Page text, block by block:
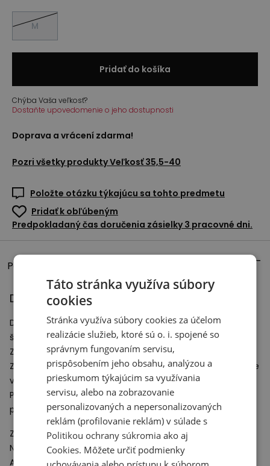
M
Pridať do košíka
Chýba Vaša veľkosť?
Dostaňte upovedomenie o jeho dostupnosti
Doprava a vrácení zdarma!
Pozri všetky produktyVeľkosť 35,5-40
Položte otázku týkajúcu sa tohto predmetu
Pridať k obľúbeným
Predpokladaný čas doručenia zásielky 3 pracovné dni.
Popis produktu
Detské topánky New Balance GS370 – ružové
Detské tenisky New Balance zo série 370 inšpirované
štýlom 70. rokov.
Zvršok bol ušitý zo semišovej kože a sieťoviny.
Zvýšená medzipodrážka z penyEVAtlmí nárazy a poskytuje
vysoký komfort.
Podrážka vybavená klasickým dezénom zaisťuje dobrú
priľnavosť k zemi.
Zodpovedný subjekt:
New Balance Europe BV
A-Factorij, Pilotenstraat 35 – 45
Táto stránka využíva súbory
cookies
Stránka využíva súbory cookies za účelom
realizácie služieb, ktoré sú o. i. spojené so
správnym fungovaním servisu,
prispôsobením jeho obsahu, analýzou a
prieskumom týkajúcim sa využívania
servisu, alebo na zobrazovanie
personalizovaných a nepersonalizovaných
reklám (profilovanie reklám) v súlade s
Politikou ochrany súkromia ako aj
Cookies. Môžete určiť podmienky